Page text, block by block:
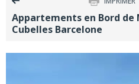
Appartements en Bord de
Cubelles Barcelone